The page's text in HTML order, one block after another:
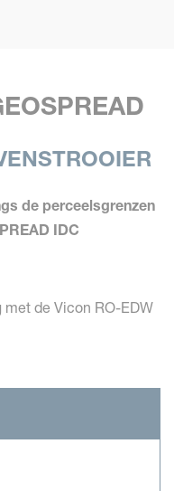
de perceelsgrenzen
IDC
de Vicon RO-EDW